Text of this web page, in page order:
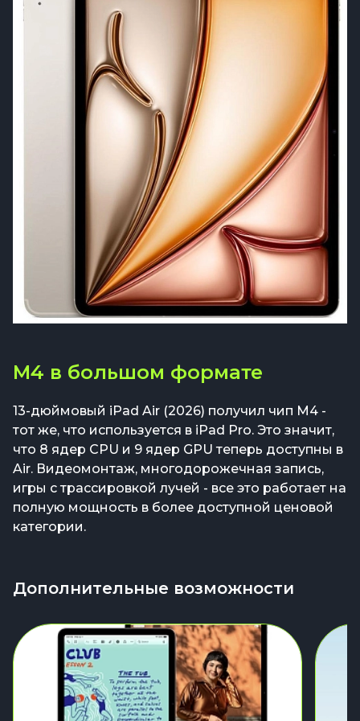
M4 в большом формате
13-дюймовый iPad Air (2026) получил чип M4 -
тот же, что используется в iPad Pro. Это значит,
что 8 ядер CPU и 9 ядер GPU теперь доступны в
Air. Видеомонтаж, многодорожечная запись,
игры с трассировкой лучей - все это работает на
полную мощность в более доступной ценовой
категории.
Дополнительные возможности